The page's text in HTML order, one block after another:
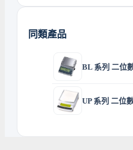
同類產品
BL 系列 二位
UP 系列 二位